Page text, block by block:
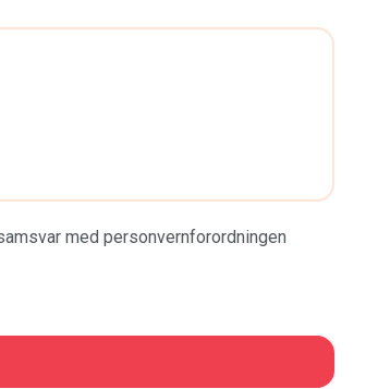
med personvernforordningen